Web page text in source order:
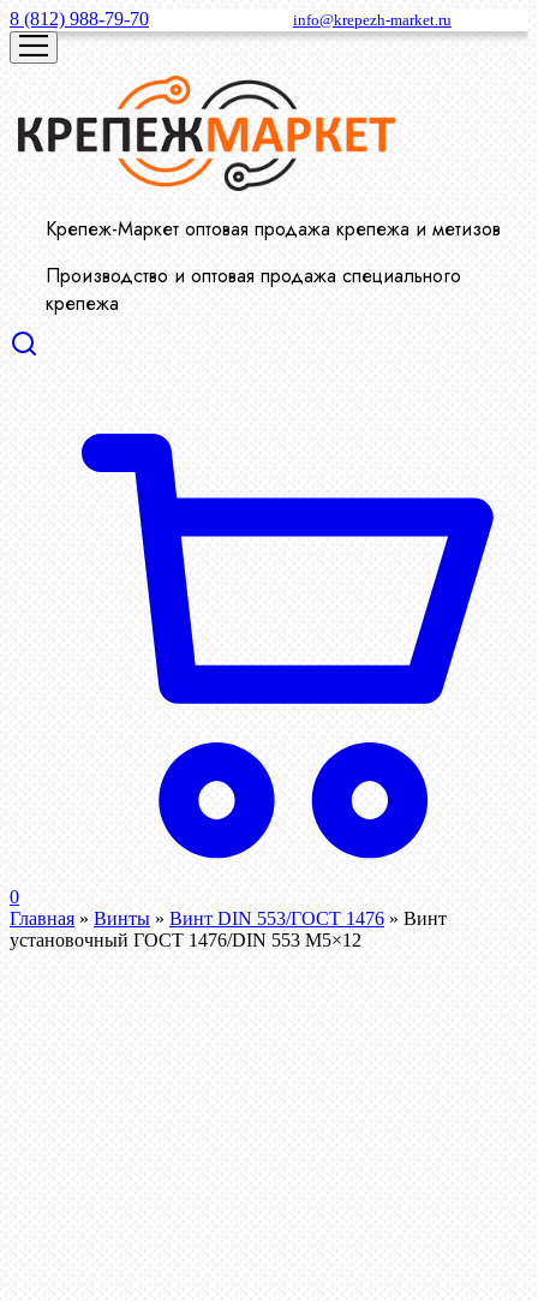
8 (812) 988-79-70 info@krepezh-market.ru
Крепеж-Маркет оптовая продажа крепежа и метизов
Производство и оптовая продажа специального
крепежа
0
Главная » Винты » Винт DIN 553/ГОСТ 1476 » Винт
установочный ГОСТ 1476/DIN 553 М5×12